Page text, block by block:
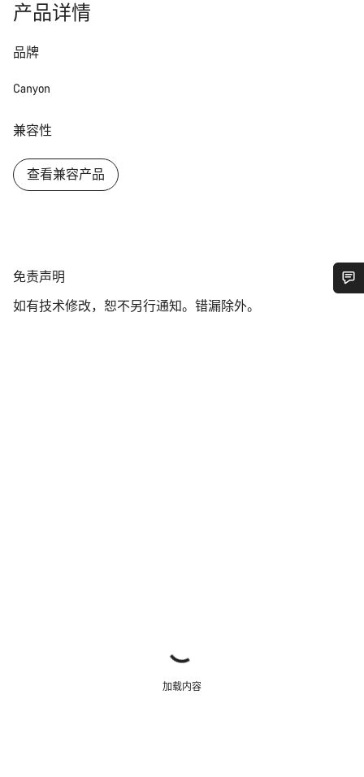
产品详情
品牌
Canyon
兼容性
查看兼容产品
免
声
免责声明
如有技术修改，恕不另行通知。错漏除外。
加载内容
您需要帮助吗？